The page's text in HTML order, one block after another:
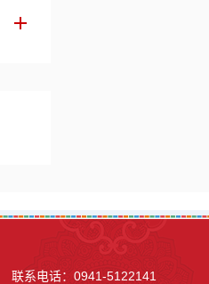
联系电话：0941-5122141